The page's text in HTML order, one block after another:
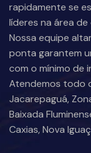
rapidamente se
líderes na área
Nossa equipe
ponta garantem
com o mínimo de
Atendemos todo
Jacarepaguá,
Baixada
Caxias, Nova